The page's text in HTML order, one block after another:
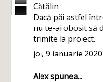
Cătălin
Dacă păi astfel
nu te-ai obosit să
trimite la proiect.
joi, 9 ianuarie 2020
Alexspunea...